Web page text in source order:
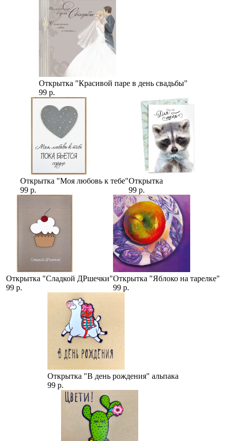
Открытка "Красивой паре в день свадьбы"
99 р.
Открытка "Моя любовь к тебе"
99 р.
Открытка
99 р.
Открытка "Сладкой ДРшечки"
99 р.
Открытка "Яблоко на тарелке"
99 р.
Открытка "В день рождения" альпака
99 р.